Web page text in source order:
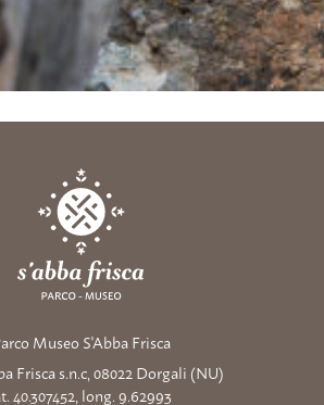
Museo S'Abba Frisca
Frisca s.n.c, 08022 Dorgali (NU)
40.307452, long. 9.62993